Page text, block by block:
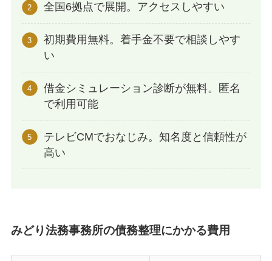
全国6拠点で展開。アクセスしやすい
初期費用無料。着手金不要で相談しやす
い
借金シミュレーション診断が無料。匿名
で利用可能
テレビCMでおなじみ。知名度と信頼性が
高い
みどり法務事務所の債務整理にかかる費用